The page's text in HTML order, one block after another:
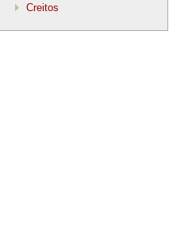
Creitos